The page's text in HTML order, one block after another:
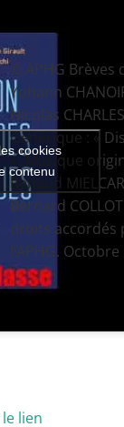
© APHG Brèves
Yohann
Nicolas
Générique : «
». Musique
Renaud
Bernard
droits accordés
l’APHG.
cookies
contenu
lien